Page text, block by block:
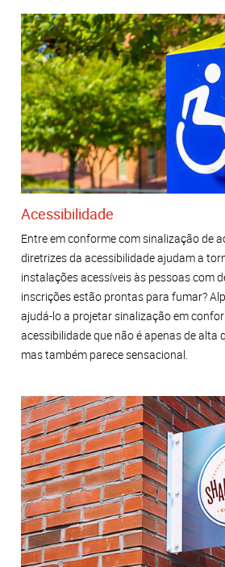
Acessibilidade
Entre em conforme com sinalização de
diretrizes da acessibilidade ajudam a
instalações acessíveis às pessoas com
inscrições estão prontas para fumar?
ajudá-lo a projetar sinalização em
acessibilidade que não é apenas de alta
mas também parece sensacional.